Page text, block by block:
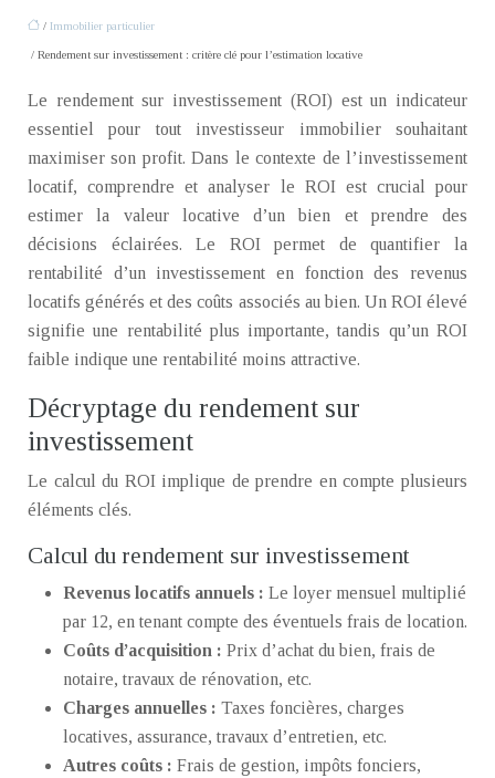
/ Immobilier particulier
/ Rendement sur investissement : critère clé pour l’estimation locative
Le rendement sur investissement (ROI) est un indicateur
essentiel pour tout investisseur immobilier souhaitant
maximiser son profit. Dans le contexte de l’investissement
locatif, comprendre et analyser le ROI est crucial pour
estimer la valeur locative d’un bien et prendre des
décisions éclairées. Le ROI permet de quantifier la
rentabilité d’un investissement en fonction des revenus
locatifs générés et des coûts associés au bien. Un ROI élevé
signifie une rentabilité plus importante, tandis qu’un ROI
faible indique une rentabilité moins attractive.
Décryptage du rendement sur
investissement
Le calcul du ROI implique de prendre en compte plusieurs
éléments clés.
Calcul du rendement sur investissement
Revenus locatifs annuels : Le loyer mensuel multiplié
par 12, en tenant compte des éventuels frais de location.
Coûts d’acquisition : Prix d’achat du bien, frais de
notaire, travaux de rénovation, etc.
Charges annuelles : Taxes foncières, charges
locatives, assurance, travaux d’entretien, etc.
Autres coûts : Frais de gestion, impôts fonciers,